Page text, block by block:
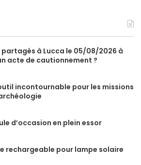
partagés à Lucca le 05/08/2026 à
acte de cautionnement ?
incontournable pour les missions
d’occasion en plein essor
rechargeable pour lampe solaire